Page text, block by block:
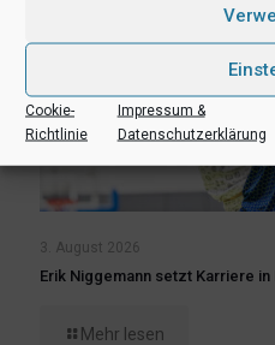
Cookie-
Richtlinie
Impressum &
Datenschutzerklärung
3. August 2026
Erik Niggemann setzt Karriere
Mehr lesen